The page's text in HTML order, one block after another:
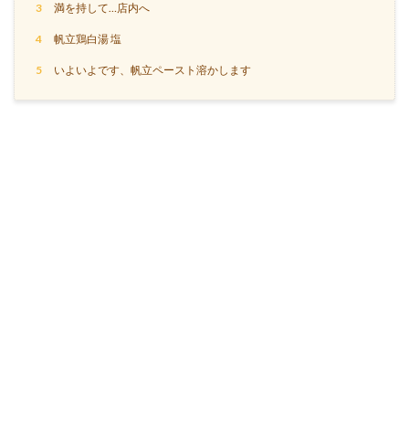
3 満を持して…店内へ
4 帆立鶏白湯 塩
5 いよいよです、帆立ペースト溶かします